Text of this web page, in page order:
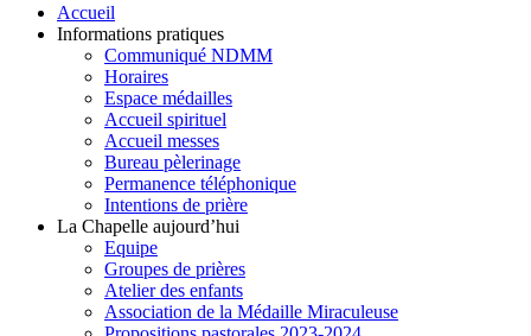
Accueil
Informations pratiques
Communiqué NDMM
Horaires
Espace médailles
Accueil spirituel
Accueil messes
Bureau pèlerinage
Permanence téléphonique
Intentions de prière
La Chapelle aujourd’hui
Equipe
Groupes de prières
Atelier des enfants
Association de la Médaille Miraculeuse